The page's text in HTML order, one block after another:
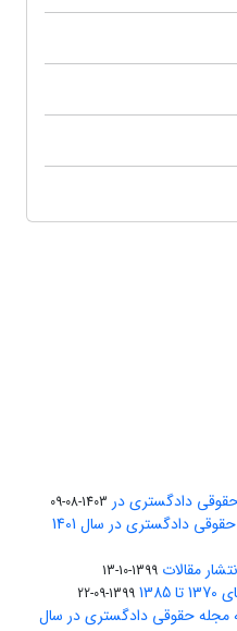
دادگستری در 1403-08-09
دادگستری در سال 1401
مقالات 1399-10-13
1399-09-22
مجله حقوقی دادگستری در سال